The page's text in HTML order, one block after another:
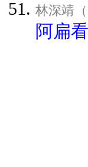
林深靖（
阿扁